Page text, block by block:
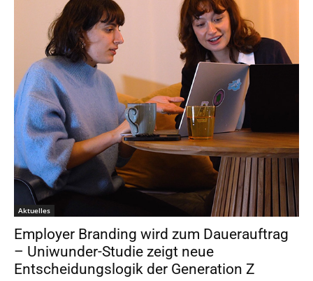
Aktuelles
Employer Branding wird zum Dauerauftrag
– Uniwunder-Studie zeigt neue
Entscheidungslogik der Generation Z